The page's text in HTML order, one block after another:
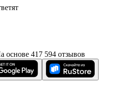
основе 417 594 отзывов